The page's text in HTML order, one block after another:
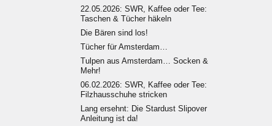
22.05.2026: SWR, Kaffee oder Tee:
Taschen & Tücher häkeln
Die Bären sind los!
Tücher für Amsterdam…
Tulpen aus Amsterdam… Socken &
Mehr!
06.02.2026: SWR, Kaffee oder Tee:
Filzhausschuhe stricken
Lang ersehnt: Die Stardust Slipover
Anleitung ist da!